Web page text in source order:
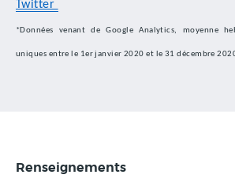
Twitter
*Données venant de Google Analytics, moyenne
uniques entre le 1er janvier 2020 et le 31 décembre
Renseignements